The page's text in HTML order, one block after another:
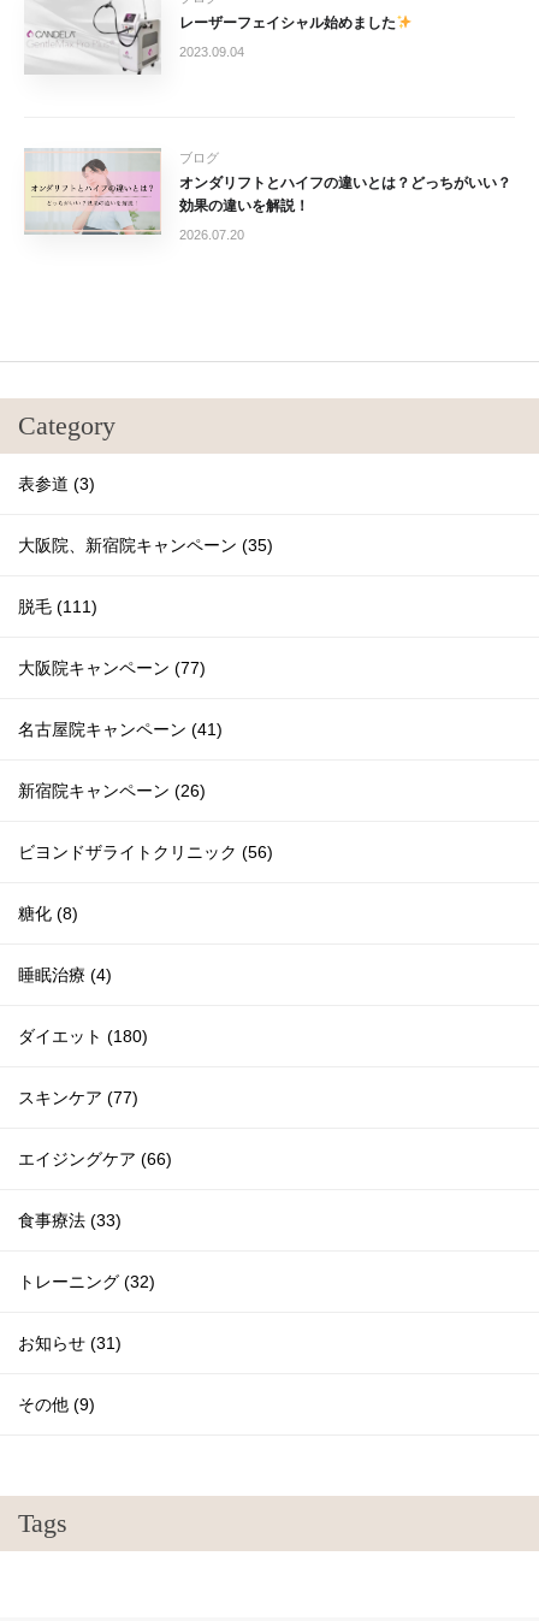
レーザーフェイシャル始めました
2023.09.04
ブログ
オンダリフトとハイフの違いとは？どっちがいい？
効果の違いを解説！
2026.07.20
Category
表参道 (3)
大阪院、新宿院キャンペーン (35)
脱毛 (111)
大阪院キャンペーン (77)
名古屋院キャンペーン (41)
新宿院キャンペーン (26)
ビヨンドザライトクリニック (56)
糖化 (8)
睡眠治療 (4)
ダイエット (180)
スキンケア (77)
エイジングケア (66)
食事療法 (33)
トレーニング (32)
お知らせ (31)
その他 (9)
Tags